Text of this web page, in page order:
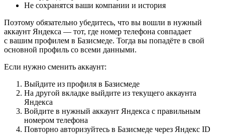
Не сохранятся ваши компании и история
Поэтому обязательно убедитесь, что вы вошли в нужный
аккаунт Яндекса — тот, где номер телефона совпадает
с вашим профилем в Базисмеде. Тогда вы попадёте в свой
основной профиль со всеми данными.
Если нужно сменить аккаунт:
Выйдите из профиля в Базисмеде
На другой вкладке выйдите из текущего аккаунта
Яндекса
Войдите в нужный аккаунт Яндекса с правильным
номером телефона
Повторно авторизуйтесь в Базисмеде через Яндекс ID